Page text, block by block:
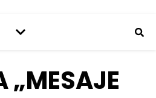
„MESAJE